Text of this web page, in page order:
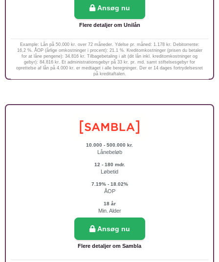
Ansøg nu
Flere detaljer om Unilån
Example: Lån på 50.000 kr. over 72 måneder. Ydelse pr. måned: 1.178 kr. Debitorrente:
16,2 %. ÅOP (årlige omkostninger i procent): 21.1 %. Kreditomkostninger (prisen du betaler
for at låne pengene): 34.816 kr. Tilbagebetaling i alt (dit lån inkl. kreditomkostninger og
gebyr): 84.816 kr. Et administrationsgebyr på 33 kr. pr. md. samt stiftelsesgebyr for
oprettelse af lån på 4.000 kr. er medtaget i alle beregninger. Der er 14 dages fortrydelsesret
på kreditaftalen.
10.000 - 500.000 kr.
Lånebeløb
12 - 180 mdr.
Løbetid
7.19% - 18.02%
ÅOP
18 år
Min. Alder
Ansøg nu
Flere detaljer om Sambla